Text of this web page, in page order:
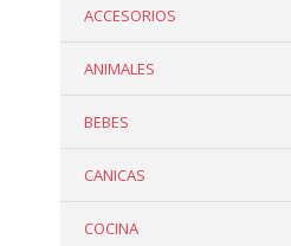
ACCESORIOS
ANIMALES
BEBES
CANICAS
COCINA